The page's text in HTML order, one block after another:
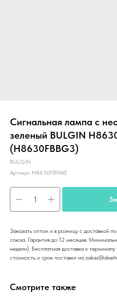
Сигнальная лампа с
зеленый BULGIN
(H8630FBBG3)
BULGIN
Артикул: H8630FBNAE
Заказать оптом и в розницу с доставкой
союза. Гарантия до 12 месяцев.
недели). Бесплатная доставка к
стоимость и срок поставки на
Смотрите также